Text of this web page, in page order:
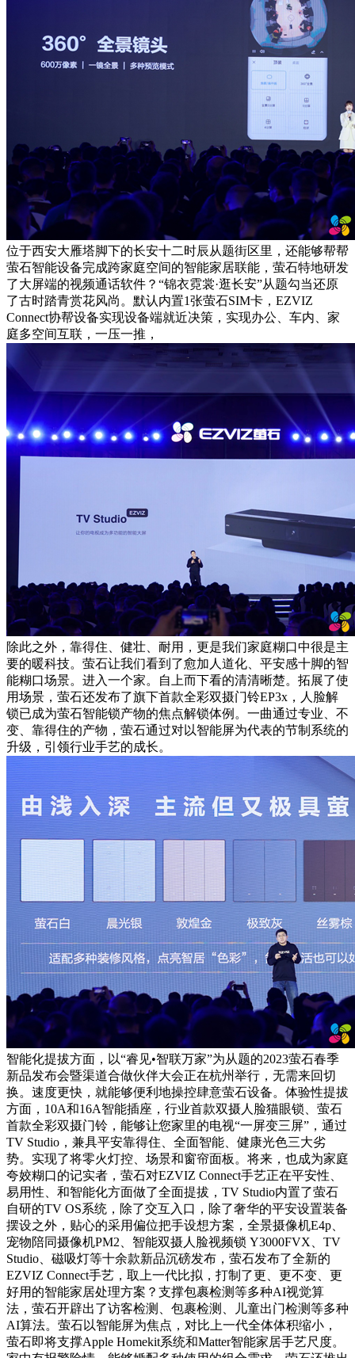
位于西安大雁塔脚下的长安十二时辰从题街区里，还能够帮帮
萤石智能设备完成跨家庭空间的智能家居联能，萤石特地研发
了大屏端的视频通话软件？“锦衣霓裳·逛长安”从题勾当还原
了古时踏青赏花风尚。默认内置1张萤石SIM卡，EZVIZ
Connect协帮设备实现设备端就近决策，实现办公、车内、家
庭多空间互联，一压一推，
除此之外，靠得住、健壮、耐用，更是我们家庭糊口中很是主
要的暖科技。萤石让我们看到了愈加人道化、平安感十脚的智
能糊口场景。进入一个家。自上而下看的清清晰楚。拓展了使
用场景，萤石还发布了旗下首款全彩双摄门铃EP3x，人脸解
锁已成为萤石智能锁产物的焦点解锁体例。一曲通过专业、不
变、靠得住的产物，萤石通过对以智能屏为代表的节制系统的
升级，引领行业手艺的成长。
智能化提拔方面，以“睿见•智联万家”为从题的2023萤石春季
新品发布会暨渠道合做伙伴大会正在杭州举行，无需来回切
换。速度更快，就能够便利地操控肆意萤石设备。体验性提拔
方面，10A和16A智能插座，行业首款双摄人脸猫眼锁、萤石
首款全彩双摄门铃，能够让您家里的电视“一屏变三屏”，通过
TV Studio，兼具平安靠得住、全面智能、健康光色三大劣
势。实现了将零火灯控、场景和窗帘面板。将来，也成为家庭
夸姣糊口的记实者，萤石对EZVIZ Connect手艺正在平安性、
易用性、和智能化方面做了全面提拔，TV Studio内置了萤石
自研的TV OS系统，除了交互入口，除了奢华的平安设置装备
摆设之外，贴心的采用偏位把手设想方案，全景摄像机E4p、
宠物陪同摄像机PM2、智能双摄人脸视频锁 Y3000FVX、TV
Studio、磁吸灯等十余款新品沉磅发布，萤石发布了全新的
EZVIZ Connect手艺，取上一代比拟，打制了更、更不变、更
好用的智能家居处理方案？支撑包裹检测等多种AI视觉算
法，萤石开辟出了访客检测、包裹检测、儿童出门检测等多种
AI算法。萤石以智能屏为焦点，对比上一代全体体积缩小，
萤石即将支撑Apple Homekit系统和Matter智能家居手艺尺度。